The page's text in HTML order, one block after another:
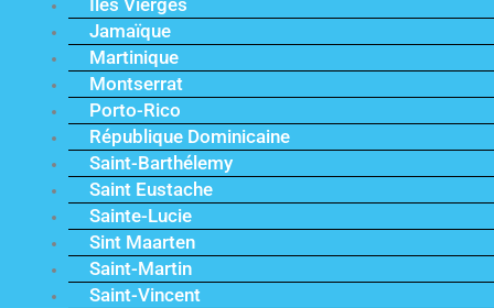
Jamaïque
Martinique
Montserrat
Porto-Rico
République Dominicaine
Saint-Barthélemy
Saint Eustache
Sainte-Lucie
Sint Maarten
Saint-Martin
Saint-Vincent